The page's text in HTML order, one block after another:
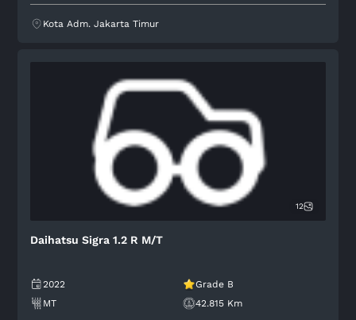
Kota Adm. Jakarta Timur
12
Daihatsu Sigra 1.2 R M/T
2022
Grade B
MT
42.815 Km